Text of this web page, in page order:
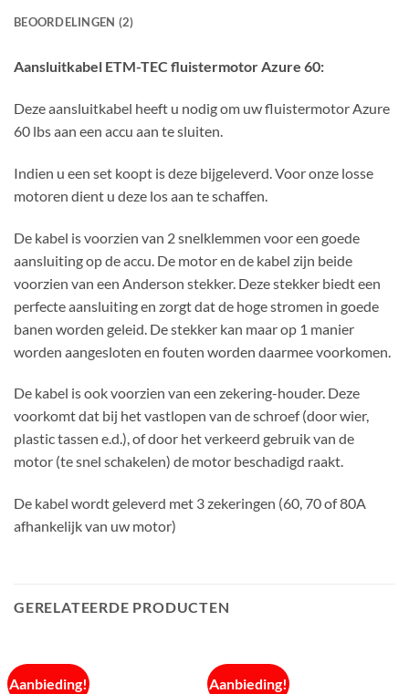
BEOORDELINGEN (2)
Aansluitkabel ETM-TEC fluistermotor Azure 60:
Deze aansluitkabel heeft u nodig om uw fluistermotor Azure
60 lbs aan een accu aan te sluiten.
Indien u een set koopt is deze bijgeleverd. Voor onze losse
motoren dient u deze los aan te schaffen.
De kabel is voorzien van 2 snelklemmen voor een goede
aansluiting op de accu. De motor en de kabel zijn beide
voorzien van een Anderson stekker. Deze stekker biedt een
perfecte aansluiting en zorgt dat de hoge stromen in goede
banen worden geleid. De stekker kan maar op 1 manier
worden aangesloten en fouten worden daarmee voorkomen.
De kabel is ook voorzien van een zekering-houder. Deze
voorkomt dat bij het vastlopen van de schroef (door wier,
plastic tassen e.d.), of door het verkeerd gebruik van de
motor (te snel schakelen) de motor beschadigd raakt.
De kabel wordt geleverd met 3 zekeringen (60, 70 of 80A
afhankelijk van uw motor)
GERELATEERDE PRODUCTEN
Aanbieding! Aanbieding!